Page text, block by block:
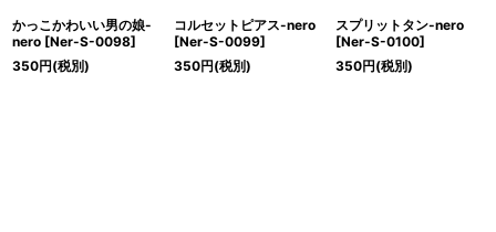
かっこかわいい男の娘-
nero [Ner-S-0098]
350円(税別)
コルセットピアス-nero
[Ner-S-0099]
350円(税別)
スプリットタン-nero
[Ner-S-0100]
350円(税別)